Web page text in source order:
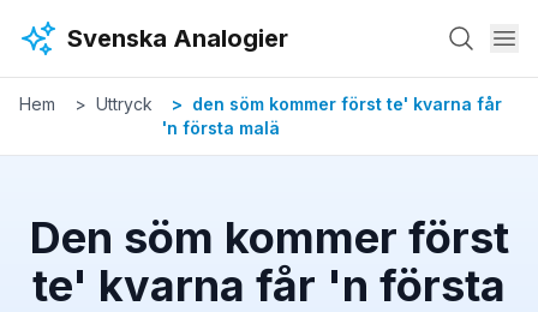
Svenska Analogier
Hem Uttryck
den söm kommer först te' kvarna får
'n första malä
Den söm kommer först
te' kvarna får 'n första